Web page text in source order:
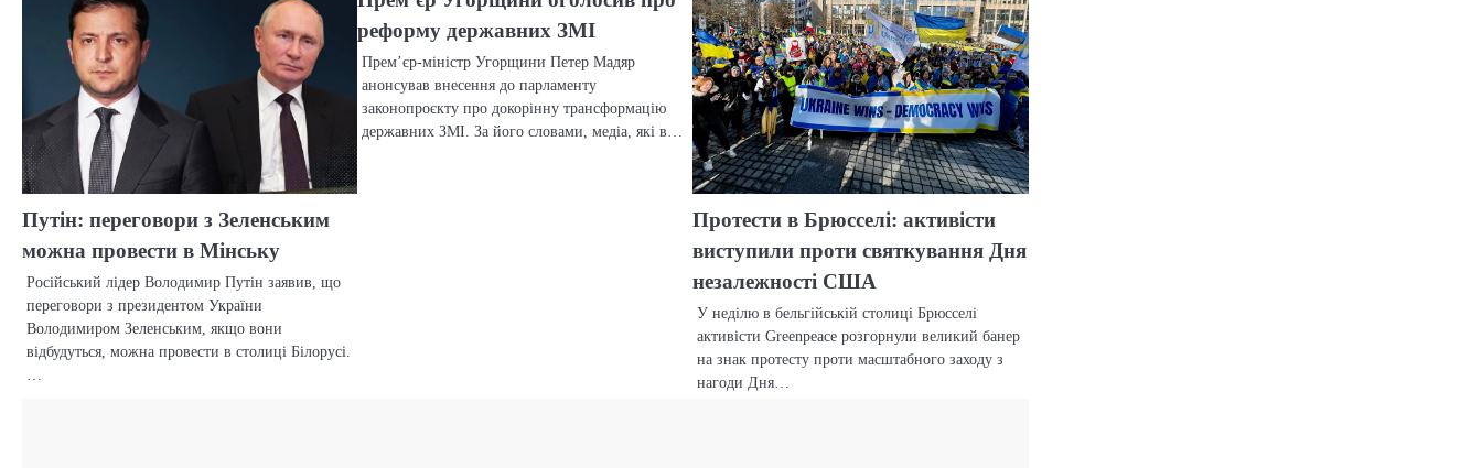
Путін: переговори з Зеленським
можна провести в Мінську
Російський лідер Володимир Путін заявив, що
переговори з президентом України
Володимиром Зеленським, якщо вони
відбудуться, можна провести в столиці Білорусі.
реформу державних ЗМІ
Прем’єр-міністр Угорщини Петер Мадяр
анонсував внесення до парламенту
законопроєкту про докорінну трансформацію
державних ЗМІ. За його словами, медіа, які в…
Протести в Брюсселі: активісти
виступили проти святкування Дня
незалежності США
У неділю в бельгійській столиці Брюсселі
активісти Greenpeace розгорнули великий банер
на знак протесту проти масштабного заходу з
нагоди Дня…